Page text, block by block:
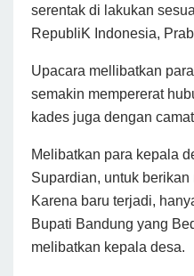
serentak di lakukan
RepubliK Indonesia,
Upacara mellibatkan
semakin mempererat
kades juga dengan
Melibatkan para kepala
Supardian, untuk
Karena baru terjadi,
Bupati Bandung yang
melibatkan kepala desa.